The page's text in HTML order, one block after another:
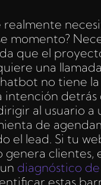
realmente
momento?
que el
una
no tiene
intención detrás
al usuario a
de
el lead. Si tu
clientes,
diagnóstico
estas